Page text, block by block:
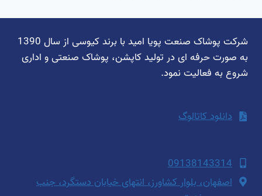
شرکت پوشاک صنعت پویا امید با برند کیوسی از سال 1390
به صورت حرفه ای در تولید کاپشن، پوشاک صنعتی و اداری
شروع به فعالیت نمود.
دانلود کاتالوگ
09138143314
اصفهان، بلوار کشاورز، انتهای خیابان دستگرد، جنب